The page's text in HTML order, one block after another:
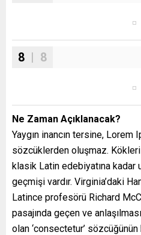
8 | 8
Ne Zaman Açıklanacak?
Yaygın inancın tersine, Lorem
sözcüklerden oluşmaz.
klasik Latin edebiyatına kadar
geçmişi vardır. Virginia’daki
Latince profesörü Richard
pasajında geçen ve
olan ‘consectetur’